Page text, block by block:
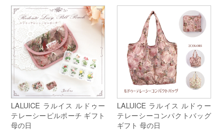
LALUICE ラルイス ルドゥー
テレーシーピルポーチ ギフト
母の日
LALUICE ラルイス ルドゥー
テレーシーコンパクトバッグ
ギフト 母の日